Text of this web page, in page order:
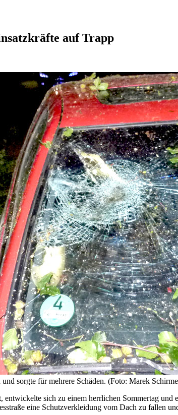
auf Trapp
sorgte für mehrere Schäden. (Foto: Marek
sich zu einem herrlichen Sommertag
eine Schutzverkleidung vom Dach zu fallen